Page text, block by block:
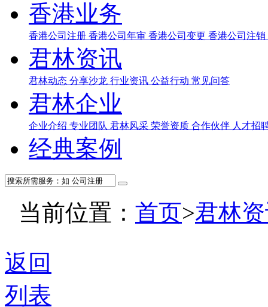
香港业务
香港公司注册 香港公司年审 香港公司变更 香港公司注销
君林资讯
君林动态 分享沙龙 行业资讯 公益行动 常见问答
君林企业
企业介绍 专业团队 君林风采 荣誉资质 合作伙伴 人才招
经典案例
当前位置： 首页>君林
返回
列表